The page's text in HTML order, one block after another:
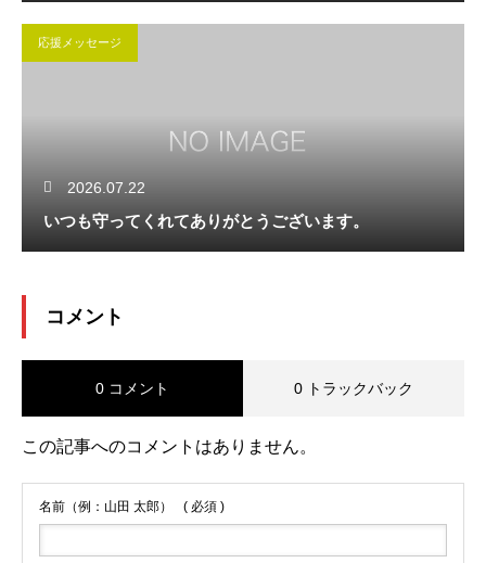
応援メッセージ
2026.07.22
いつも守ってくれてありがとうございます。
コメント
0 コメント 0 トラックバック
この記事へのコメントはありません。
名前（例：山田 太郎） ( 必須 )